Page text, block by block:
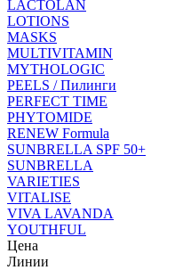
LACTOLAN
LOTIONS
MASKS
MULTIVITAMIN
MYTHOLOGIC
PEELS / Пилинги
PERFECT TIME
PHYTOMIDE
RENEW Formula
SUNBRELLA SPF 50+
SUNBRELLA
VARIETIES
VITALISE
VIVA LAVANDA
YOUTHFUL
Цена
Линии